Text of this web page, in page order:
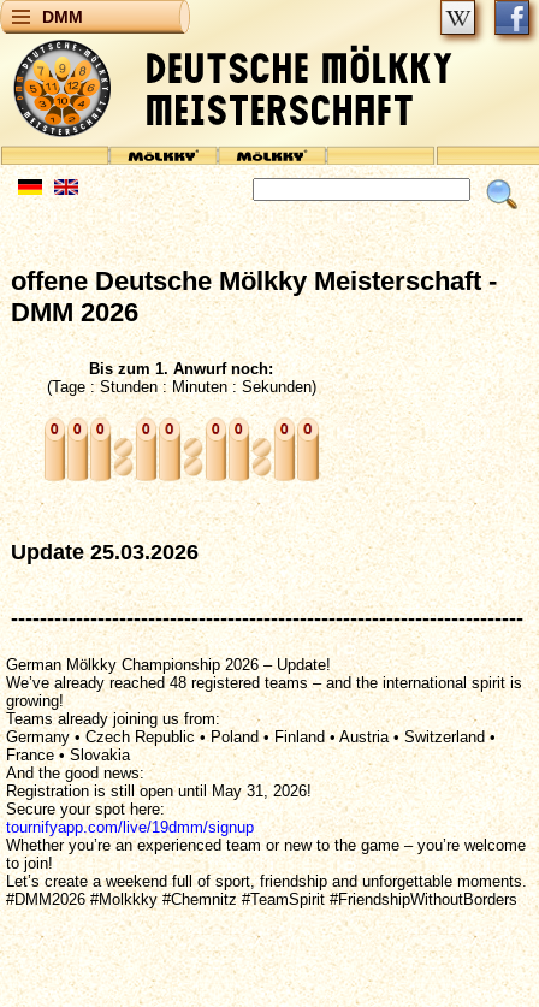
DMM
offene Deutsche Mölkky Meisterschaft -
DMM 2026
Bis zum 1. Anwurf noch:
(Tage : Stunden : Minuten : Sekunden)
Update 25.03.2026
-----------------------------------------------------------------------
German Mölkky Championship 2026 – Update!
We’ve already reached 48 registered teams – and the international spirit is
growing!
Teams already joining us from:
Germany • Czech Republic • Poland • Finland • Austria • Switzerland •
France • Slovakia
And the good news:
Registration is still open until May 31, 2026!
Secure your spot here:
tournifyapp.com/live/19dmm/signup
Whether you’re an experienced team or new to the game – you’re welcome
to join!
Let’s create a weekend full of sport, friendship and unforgettable moments.
#DMM2026 #Molkkky #Chemnitz #TeamSpirit #FriendshipWithoutBorders